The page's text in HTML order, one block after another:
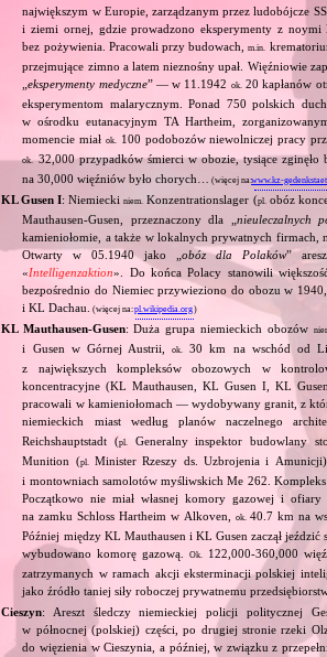
największym w Europie, zarządzanym przez ludobójcze
i ziemi ornej, gdzie prowadzono eksperymenty z
bez pożywienia. Pracowali przy budowach,m.in.
przejmujące zimno a latem nieznośny upał. Więźniowie
„eksperymenty medyczne” — w 11.1942 ok.20 kapłanów
eksperymentom malarycznym. Ponad 750 polskich
w ośrodku eutanacyjnym TA Hartheim,
momencie miałok. 100 podobozów niewolniczej pracy
ok.32,000 przypadków śmierci w obozie, tysiące
na 30,000 więźniów było chorych… (więcej na:www.kz-
KL Gusen I: Niemieckiniem. Konzentrationslager (pl.obóz
Mauthausen‐Gusen, przeznaczony dla „nieuleczalnych
kamieniołomie, a także w lokalnych prywatnych
Otwarty w 05.1940 jako „obóz dla Polaków”
«Intelligenzaktion». Do końca Polacy stanowili
bezpośrednio do Niemiec przywieziono do obozu w
i KL Dachau. (więcej na:pl.wikipedia.org)
KL Mauthausen‐Gusen: Duża grupa niemieckich obozów
i Gusen w Górnej Austrii,ok.
30 km na wschód od
z największych kompleksów obozowych w
koncentracyjne (KL Mauthausen, KL Gusen I, KL
pracowali w kamieniołomach — wydobywany granit, z
niemieckich miast według planów naczelnego
Reichshauptstadt (pl.
Generalny inspektor budowlany
Munition (pl.Minister Rzeszy ds. Uzbrojenia i
i montowniach samolotów myśliwskich Me 262.
Początkowo nie miał własnej komory gazowej i ofiary
na zamku Schloss Hartheim w Alkoven, ok.40.7 km na
Później między KL Mauthausen i KL Gusen zaczął
wybudowano komorę gazową.Ok.
122,000‐360,000
zatrzymanych w ramach akcji eksterminacji polskiej
jako źródło taniej siły roboczej prywatnemu
Cieszyn: Areszt śledczy niemieckiej policji politycznej
w północnej (polskiej) części, po drugiej stronie rzeki
do więzienia w Cieszynia, a później, w związku z